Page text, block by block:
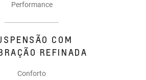
Performance
COM
REFINADA
Conforto